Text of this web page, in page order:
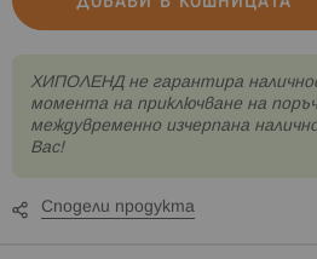
XИПОЛЕНД не гарантира
момента на приключване на
междувременно изчерпана
Вас!
Сподели продукта